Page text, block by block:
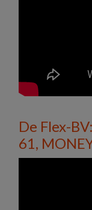
De Flex-
61,